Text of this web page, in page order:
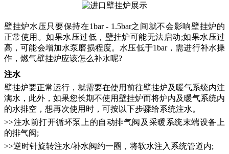
壁挂炉水压只要保持在1bar - 1.5bar之间就不会影响壁挂炉的
正常使用。如果水压过低，壁挂炉可能无法启动;如果水压过
高，可能会增加水泵磨损程度。水压低于1bar，需进行补水操
作， 燃气壁挂炉应该怎么补水呢?
注水
壁挂炉要正常运行，就需要在使用前往壁挂炉及暖气系统内注
满水，此外，如果您长期不使用壁挂炉而将炉内及暖气系统内
的水排空，想再次使用时，可按以下步骤给系统注水。
>>注水前打开循环泵上的自动排气阀及采暖系统末端设备上
的排气阀;
>>逆时针旋转注水/补水阀约一圈，将软水注入系统管道内;